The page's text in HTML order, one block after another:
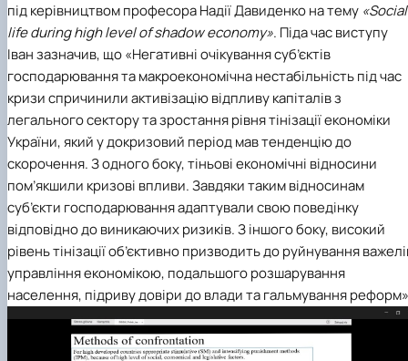
під керівництвом професора Надії Давиденко на тему «Social
life during high level of shadow economy». Піда час виступу
Іван зазначив, що «Негативні очікування суб’єктів
господарювання та макроекономічна нестабільність під час
кризи спричинили активізацію відпливу капіталів з
легального сектору та зростання рівня тінізації економіки
України, який у докризовий період мав тенденцію до
скорочення. З одного боку, тіньові економічні відносини
пом’якшили кризові впливи. Завдяки таким відносинам
суб’єкти господарювання адаптували свою поведінку
відповідно до виникаючих ризиків. З іншого боку, високий
рівень тінізації об’єктивно призводить до руйнування
управління економікою, подальшого розшарування
населення, підриву довіри до влади та гальмування